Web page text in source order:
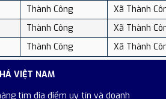
Thành Công
Xã Thành
Thành Công
Xã Thành
Thành Công Xã Thành
VIỆT NAM
tìm địa điểm uy tín và doanh